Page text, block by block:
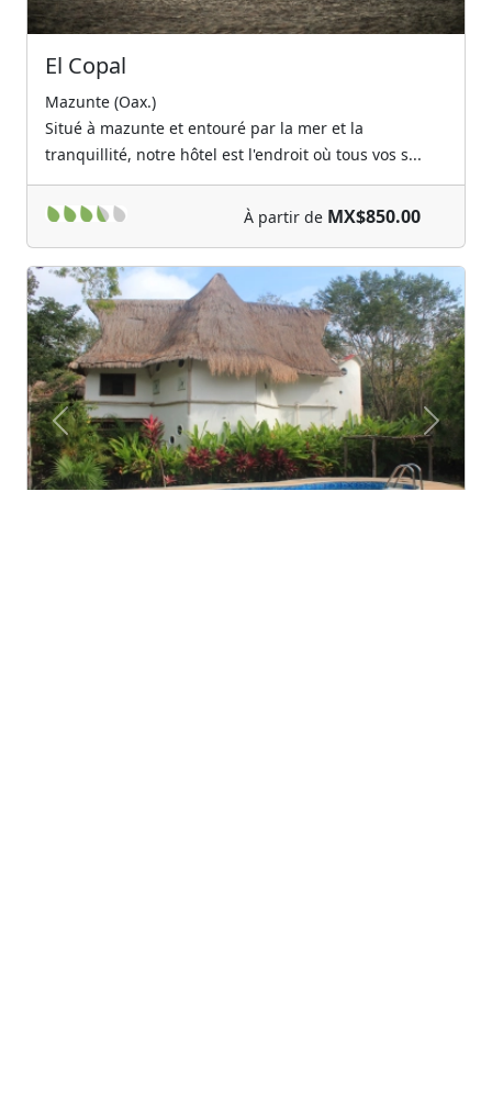
El Copal
Mazunte (Oax.)
Situé à mazunte et entouré par la mer et la
tranquillité, notre hôtel est l'endroit où tous vos s...
À partir de MX$850.00
Previous Next